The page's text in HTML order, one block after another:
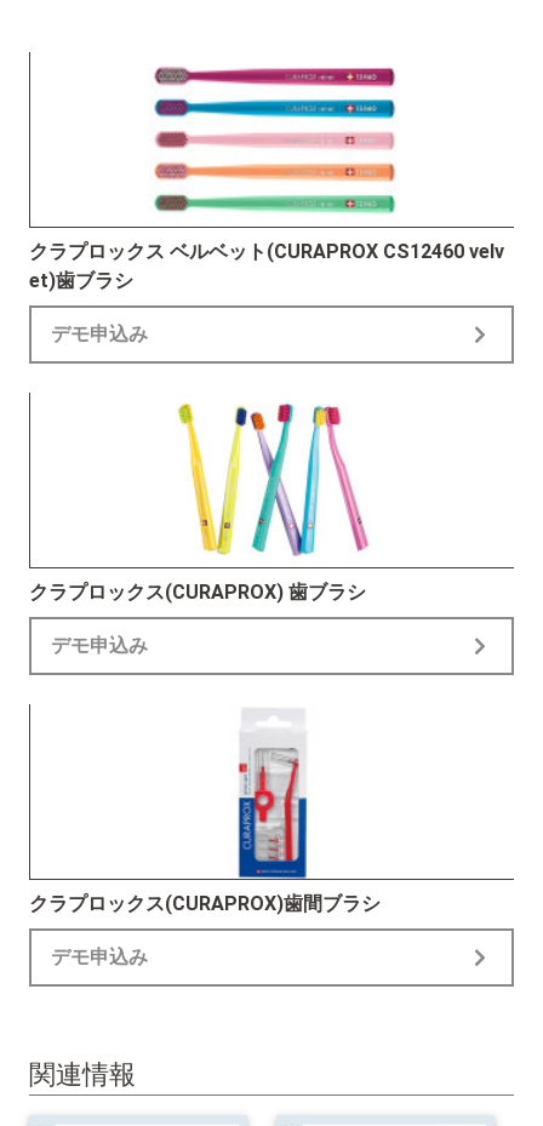
クラプロックス ベルベット(CURAPROX CS12460 velv
et)歯ブラシ
デモ申込み
クラプロックス(CURAPROX) 歯ブラシ
デモ申込み
クラプロックス(CURAPROX)歯間ブラシ
デモ申込み
関連情報